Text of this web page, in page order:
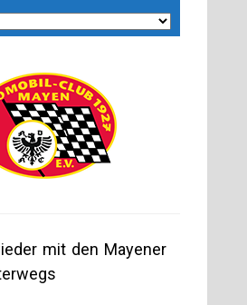
mit den Mayener